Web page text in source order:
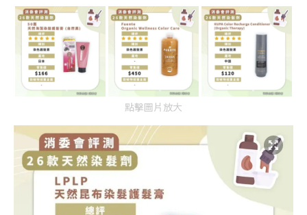
點擊圖片放大